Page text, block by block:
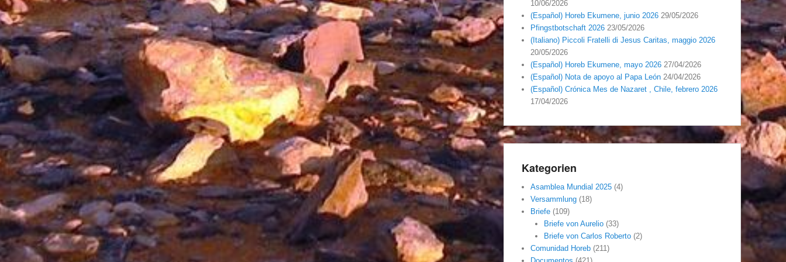
10/06/2026
(Español) Horeb Ekumene, junio 2026 29/05/2026
Pfingstbotschaft 2026 23/05/2026
(Italiano) Piccoli Fratelli di Jesus Caritas, maggio 2026
20/05/2026
(Español) Horeb Ekumene, mayo 2026 27/04/2026
(Español) Nota de apoyo al Papa León 24/04/2026
(Español) Crónica Mes de Nazaret , Chile, febrero 2026
17/04/2026
Kategorien
Asamblea Mundial 2025 (4)
Versammlung (18)
Briefe (109)
Briefe von Aurelio(33)
Briefe von Carlos Roberto(2)
Comunidad Horeb (211)